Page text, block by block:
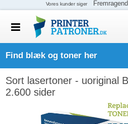
Find blæk og toner her
Sort lasertoner - uoriginal
2.600 sider